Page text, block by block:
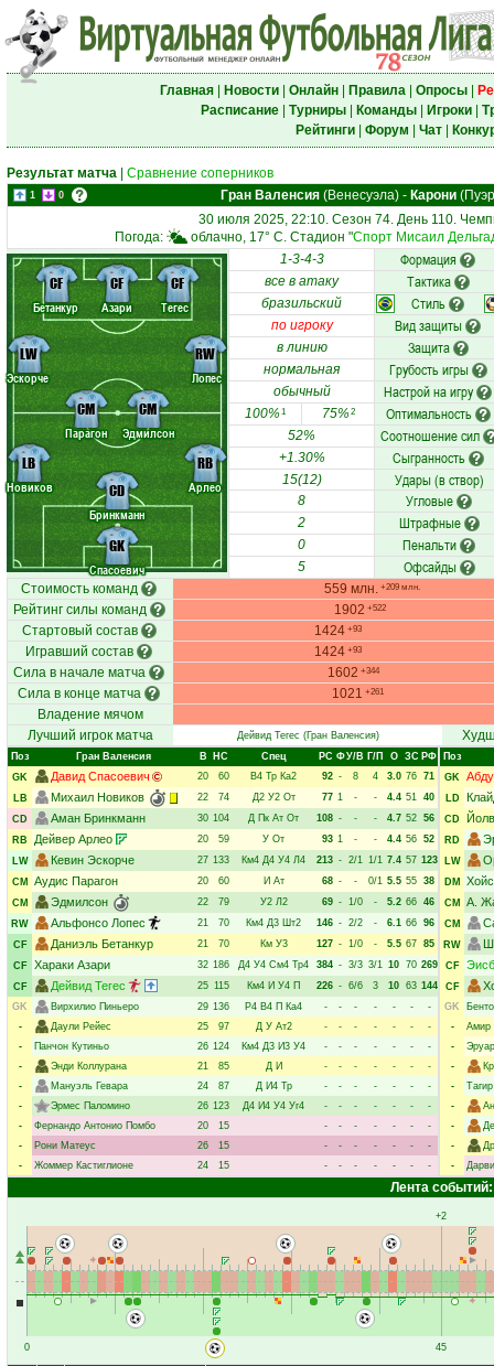
Главная| Новости| Онлайн| Правила| Опросы|
Расписание| Турниры| Команды| Игроки|
Рейтинги| Форум Чат|
Результат матча Сравнение соперников
1 0 Гран Валенсия(Венесуэла)- Карони
30 июля 2025, 22:10. Сезон 74. День 110.
Погода:
облачно, 17° C. Стадион "Спорт Мисаил
Спасоевич
Новиков
Бринкманн
Арлео
Эскорче
Парагон Эдмилсон
Лопес
Бетанкур Азари Тегес
GK
LB
CD
RB
LW
CM CM
RW
CF CF CF
1-3-4-3 Формация
все в атаку Тактика
бразильский Стиль
по игроку Вид защиты
в линию Защита
нормальная Грубость игры
обычный Настрой на игру
100%1 75%2 Оптимальность
52% Соотношение сил
+1.30% Сыгранность
15(12) Удары (в створ)
8 Угловые
2 Штрафные
0 Пенальти
5 Офсайды
Стоимость команд 559 млн. +209 млн.
Рейтинг силы команд 1902 +522
Стартовый состав 1424 +93
Игравший состав 1424 +93
Сила в начале матча 1602 +344
Сила в конце матча 1021 +261
Владение мячом
Лучший игрок матча
Дейвид Тегес (Гран Валенсия)
Поз Гран Валенсия В НC Спец РC ФУ/В Г/П О ЗС РФ
GK
Давид Спасоевич 20 60 В4 Тр Ка2 92 - 8 4 3.0 76 71
LB
Михаил Новиков 22 74 Д2 У2 От 77 1 - - 4.4 51 40
CD
Аман Бринкманн 30 104 Д Пк Ат От 108 - - - 4.7 52 56
RB
Дейвер Арлео 20 59 У От 93 1 - - 4.4 56 52
LW
Кевин Эскорче 27 133 Км4 Д4 У4 Л4 213 - 2/1 1/1 7.4 57 123
CM
Аудис Парагон 20 60 И Ат 68 - - 0/1 5.5 55 38
CM
Эдмилсон 22 79 У2 Л2 69 - 1/0 - 5.2 66 46
RW
Альфонсо Лопес 21 70 Км4 Д3 Шт2 146 - 2/2 - 6.1 66 96
CF
Даниэль Бетанкур 21 70 Км У3 127 - 1/0 - 5.5 67 85
CF
Хараки Азари 32 186 Д4 У4 См4 Тр4 384 - 3/3 3/1 10 70 269
CF
Дейвид Тегес 25 115 Км4 И У4 П 226 - 6/6 3 10 63 144
GK
Вирхилио Пиньеро 29 136 Р4 В4 П Ка4 - - - - - -
-
-
Даули Рейес 25 97 Д У Ат2 - - - - - -
-
-
Панчон Кутиньо 26 124 Км4 Д3 И3 У4 - - - - - -
-
-
Энди Коллурана 21 85 Д И - - - - - -
-
-
Мануэль Гевара 24 87 Д И4 Тр - - - - - -
-
-
Эрмес Паломино 26 123 Д4 И4 У4 Уг4 - - - - - -
-
-
Фернандо Антонио Помбо 20 15 - - - - - -
-
-
Рони Матеус 26 15 - - - - - -
-
-
Жоммер Кастиглионе 24 15 - - - - - - -
Поз
GK
LD
CD
RD
LW
DM
CM А.
CM
RW
CF
CF
GK
-
Амир
-
-
-
-
-
-
-
Лента событий:
0
+2
45